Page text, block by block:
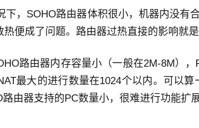
下，SOHO路由器体积很小，机器内没有
便成了问题。路由器过热直接的影响就是
路由器内存容量小（一般在2M-8M）
最大的进行数量在1024个以内。可以
由器支持的PC数量小，很难进行功能扩展